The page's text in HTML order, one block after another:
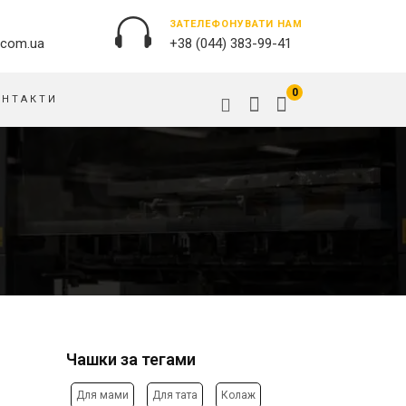
ЗАТЕЛЕФОНУВАТИ НАМ
+38 (044) 383-99-41
ПОДУШКИ
ПОСТЕРИ, ПЛАКАТИ, АФIШI
0
Чашки за тегами
Для мами Для тата Колаж